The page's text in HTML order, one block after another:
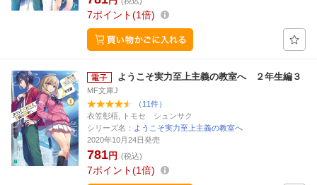
7ポイント 1倍
ようこそ実力至上主義の教室へ ２年生編３
MF文庫J
（11件）
衣笠彰梧, トモセ シュンサク
シリーズ名： ようこそ実力至上主義の教室へ
2020年10月24日発売
781円 (税込)
7ポイント 1倍